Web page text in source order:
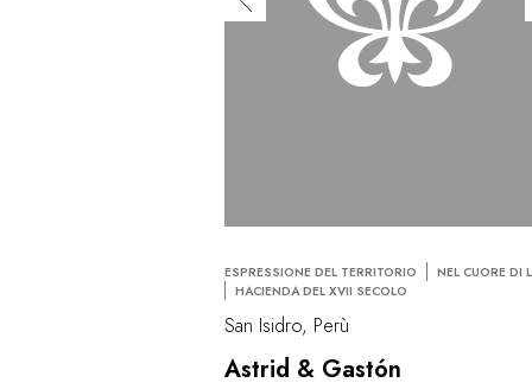
ESPRESSIONE DEL TERRITORIO
NEL CUORE DI
HACIENDA DEL XVII SECOLO
San Isidro, Perù
Astrid & Gastón